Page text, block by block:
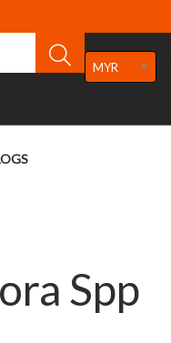
MYR
Spp